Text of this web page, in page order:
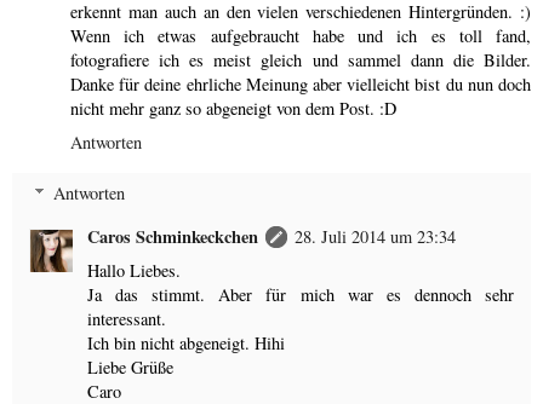
erkennt man auch an den vielen verschiedenen Hintergründen. :)
Wenn ich etwas aufgebraucht habe und ich es toll fand,
fotografiere ich es meist gleich und sammel dann die Bilder.
Danke für deine ehrliche Meinung aber vielleicht bist du nun doch
nicht mehr ganz so abgeneigt von dem Post. :D
Antworten
Antworten
Caros Schminkeckchen
28. Juli 2014 um 23:34
Hallo Liebes.
Ja das stimmt. Aber für mich war es dennoch sehr
interessant.
Ich bin nicht abgeneigt. Hihi
Liebe Grüße
Caro